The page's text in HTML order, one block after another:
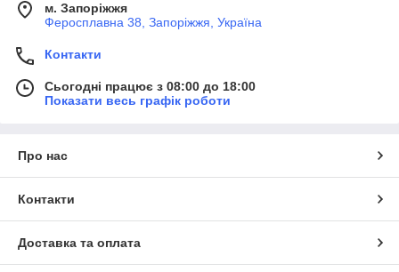
м. Запоріжжя
Феросплавна 38, Запоріжжя, Україна
Контакти
Сьогодні працює з 08:00 до 18:00
Показати весь графік роботи
Про нас
Контакти
Доставка та оплата